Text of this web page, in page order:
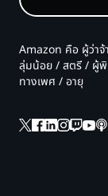
Amazon คือ ผู้ว่าจ้
ลุ่มน้อย / สตรี / ผู้
ทางเพศ / อายุ